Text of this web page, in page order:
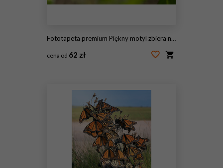
Fototapeta premium Piękny motyl zbiera nektar z niebieskiego kwiatu
cena od 62 zł